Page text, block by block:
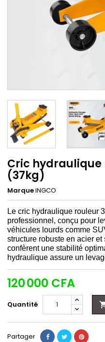
Cric hydraulique
(37kg)
MarqueINGCO
Le cric hydraulique rouleur
professionnel, conçu pour
véhicules lourds comme
structure robuste en acier
confèrent une stabilité
hydraulique assure un
120 000 CFA
Quantité
Partager